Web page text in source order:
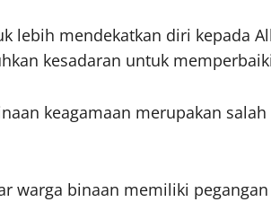
lebih mendekatkan diri kepada
kesadaran untuk
keagamaan merupakan
warga binaan memiliki